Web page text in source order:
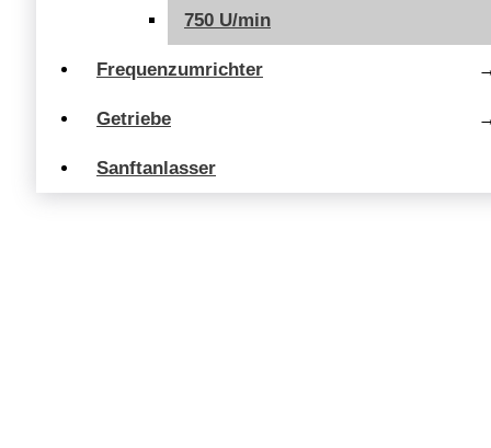
750 U/min
Frequenzumrichter
Getriebe
Sanftanlasser